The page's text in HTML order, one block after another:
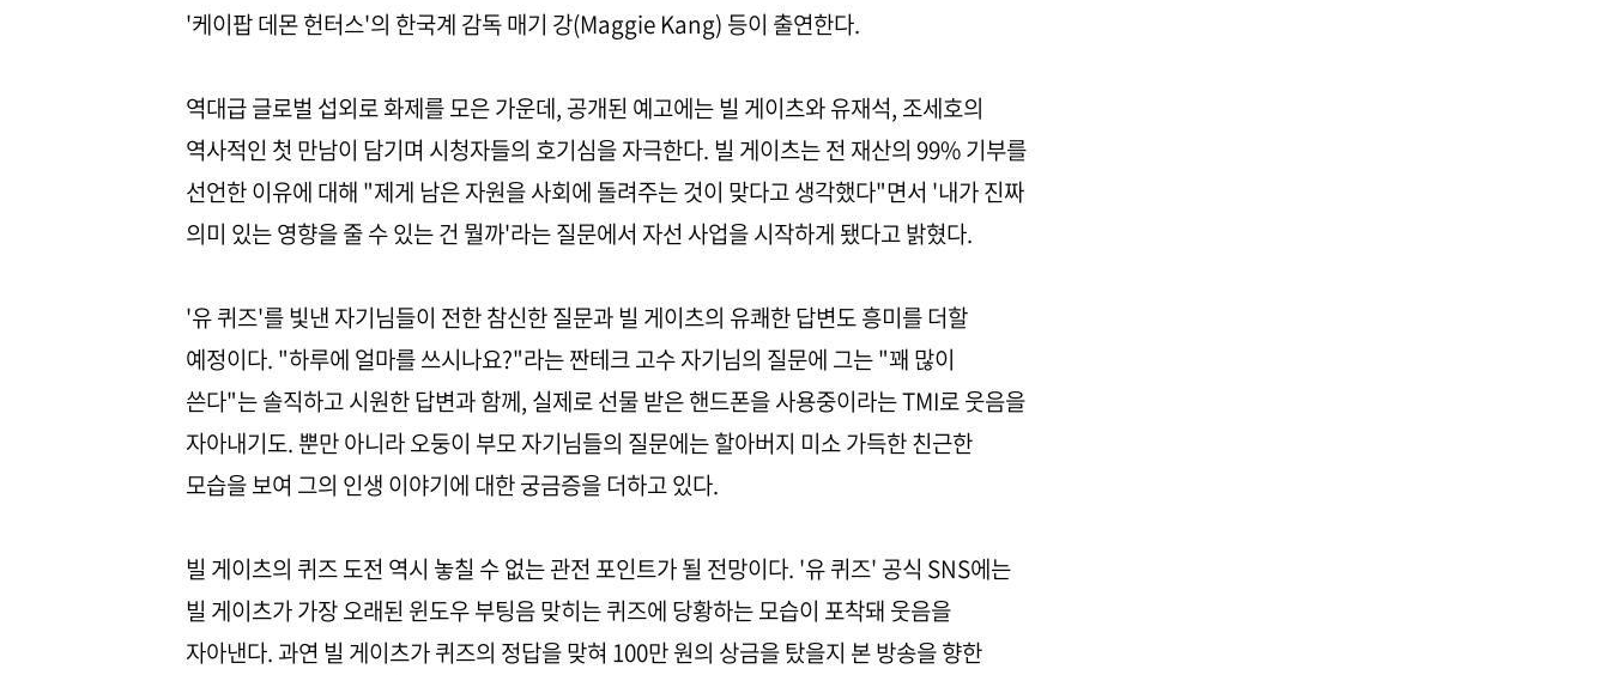
'케이팝 데몬 헌터스'의 한국계 감독 매기 강(Maggie Kang) 등이 출연한다.
역대급 글로벌 섭외로 화제를 모은 가운데, 공개된 예고에는 빌 게이츠와 유재석, 조세호의
역사적인 첫 만남이 담기며 시청자들의 호기심을 자극한다. 빌 게이츠는 전 재산의 99% 기부를
선언한 이유에 대해 "제게 남은 자원을 사회에 돌려주는 것이 맞다고 생각했다"면서 '내가 진짜
의미 있는 영향을 줄 수 있는 건 뭘까'라는 질문에서 자선 사업을 시작하게 됐다고 밝혔다.
'유 퀴즈'를 빛낸 자기님들이 전한 참신한 질문과 빌 게이츠의 유쾌한 답변도 흥미를 더할
예정이다. "하루에 얼마를 쓰시나요?"라는 짠테크 고수 자기님의 질문에 그는 "꽤 많이
쓴다"는 솔직하고 시원한 답변과 함께, 실제로 선물 받은 핸드폰을 사용중이라는 TMI로 웃음을
자아내기도. 뿐만 아니라 오둥이 부모 자기님들의 질문에는 할아버지 미소 가득한 친근한
모습을 보여 그의 인생 이야기에 대한 궁금증을 더하고 있다.
빌 게이츠의 퀴즈 도전 역시 놓칠 수 없는 관전 포인트가 될 전망이다. '유 퀴즈' 공식 SNS에는
빌 게이츠가 가장 오래된 윈도우 부팅음 맞히는 퀴즈에 당황하는 모습이 포착돼 웃음을
자아낸다. 과연 빌 게이츠가 퀴즈의 정답을 맞혀 100만 원의 상금을 탔을지 본 방송을 향한